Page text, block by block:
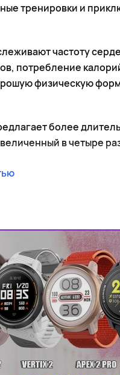
тренировки и
частоту
потребление
физическую
более
в четыре
зная свое
Galileo, Beidou и
и ландшафтные карты
если вы
даже в самые
выдерживать
данных и покрыт